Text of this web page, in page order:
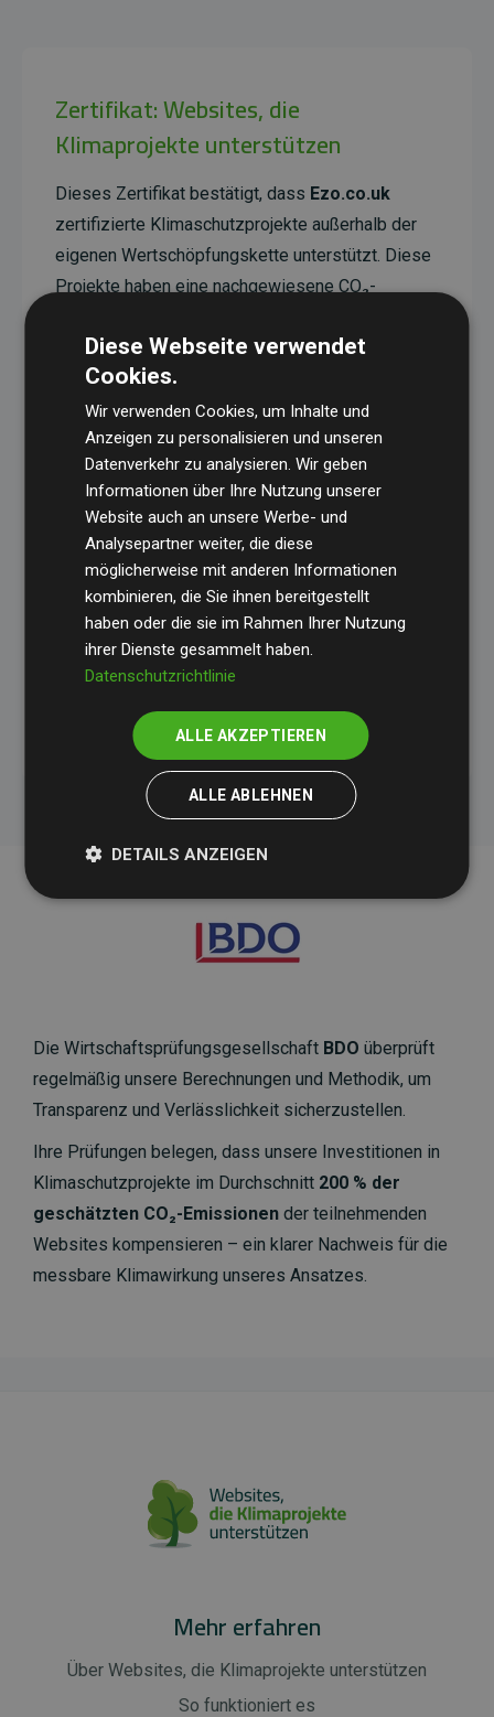
Zertifikat: Websites, die
Klimaprojekte unterstützen
Dieses Zertifikat bestätigt, dass Ezo.co.uk
zertifizierte Klimaschutzprojekte außerhalb der
eigenen Wertschöpfungskette unterstützt. Diese
Projekte haben eine nachgewiesene CO₂-
Doppelten der geschätzten Emissionen der
Website entspricht.
Alle unterstützten Projekte werden durch
Standardverifiziert und erfüllen höchste
Anforderungen an Qualität, tatsächliche
Klimawirkung und Transparenz. Weitere
Informationen zu den einzelnen Projekten finden
Sie hier.
Initiative Websites, die Klimaprojekte unterstützen
Die Wirtschaftsprüfungsgesellschaft BDO überprüft
regelmäßig unsere Berechnungen und Methodik, um
Transparenz und Verlässlichkeit sicherzustellen.
Ihre Prüfungen belegen, dass unsere Investitionen in
Klimaschutzprojekte im Durchschnitt 200 % der
geschätzten CO₂-Emissionen der teilnehmenden
Websites kompensieren – ein klarer Nachweis für die
messbare Klimawirkung unseres Ansatzes.
Mehr erfahren
Über Websites, die Klimaprojekte unterstützen
So funktioniert es
Diese Webseite verwendet
Cookies.
Wir verwenden Cookies, um Inhalte und
Anzeigen zu personalisieren und unseren
Datenverkehr zu analysieren. Wir geben
Informationen über Ihre Nutzung unserer
Website auch an unsere Werbe- und
Analysepartner weiter, die diese
möglicherweise mit anderen Informationen
kombinieren, die Sie ihnen bereitgestellt
haben oder die sie im Rahmen Ihrer Nutzung
ihrer Dienste gesammelt haben.
Datenschutzrichtlinie
ALLE AKZEPTIEREN
ALLE ABLEHNEN
DETAILS ANZEIGEN